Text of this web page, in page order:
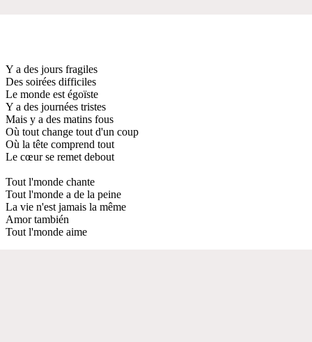
Y a des jours fragiles
Des soirées difficiles
Le monde est égoïste
Y a des journées tristes
Mais y a des matins fous
Où tout change tout d'un coup
Où la tête comprend tout
Le cœur se remet debout
Tout l'monde chante
Tout l'monde a de la peine
La vie n'est jamais la même
Amor también
Tout l'monde aime